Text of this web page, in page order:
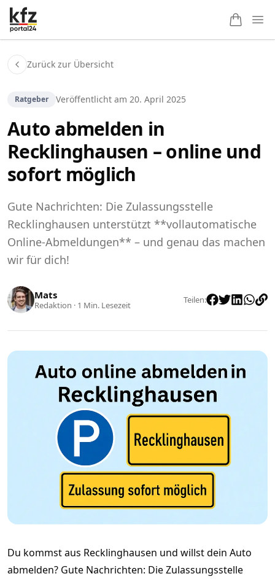
Zurück zur Übersicht
Ratgeber Veröffentlicht am 20. April 2025
Auto abmelden in
Recklinghausen – online und
sofort möglich
Gute Nachrichten: Die Zulassungsstelle
Recklinghausen unterstützt **vollautomatische
Online-Abmeldungen** – und genau das machen
wir für dich!
Mats
Redaktion · 1 Min. Lesezeit
Teilen:
Du kommst aus Recklinghausen und willst dein Auto
abmelden? Gute Nachrichten: Die Zulassungsstelle